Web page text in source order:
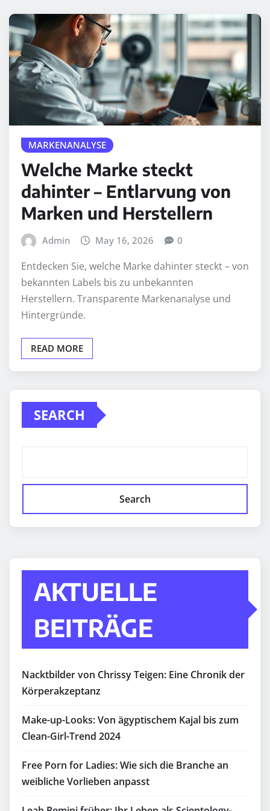
MARKENANALYSE
Welche Marke steckt
dahinter – Entlarvung von
Marken und Herstellern
Admin May 16, 2026 0
Entdecken Sie, welche Marke dahinter steckt – von
bekannten Labels bis zu unbekannten
Herstellern. Transparente Markenanalyse und
Hintergründe.
READ MORE
SEARCH
Search
AKTUELLE
BEITRÄGE
Nacktbilder von Chrissy Teigen: Eine Chronik der
Körperakzeptanz
Make-up-Looks: Von ägyptischem Kajal bis zum
Clean-Girl-Trend 2024
Free Porn for Ladies: Wie sich die Branche an
weibliche Vorlieben anpasst